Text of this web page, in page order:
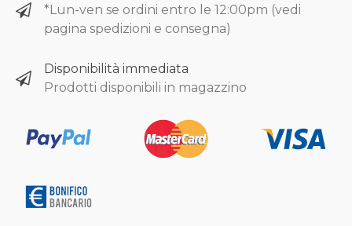
*Lun-ven se ordini entro le 12:00pm (vedi
pagina spedizioni e consegna)
Disponibilità immediata
Prodotti disponibili in magazzino